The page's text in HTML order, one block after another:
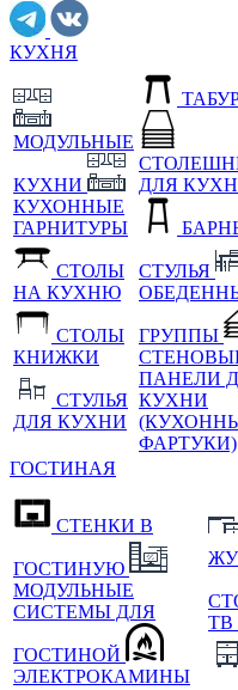
КУХНЯ
МОДУЛЬНЫЕ
КУХНИ
КУХОННЫЕ
ГАРНИТУРЫ
СТОЛЫ
НА КУХНЮ
СТОЛЫ
КНИЖКИ
СТУЛЬЯ
ДЛЯ КУХНИ
ДЛЯ
СТУЛЬЯ
ГРУППЫ
ПАНЕЛИ
КУХНИ
ФАРТУКИ)
ГОСТИНАЯ
СТЕНКИ В
ГОСТИНУЮ
МОДУЛЬНЫЕ
СИСТЕМЫ ДЛЯ
ГОСТИНОЙ
ЭЛЕКТРОКАМИНЫ